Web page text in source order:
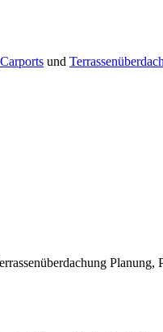
Carports und